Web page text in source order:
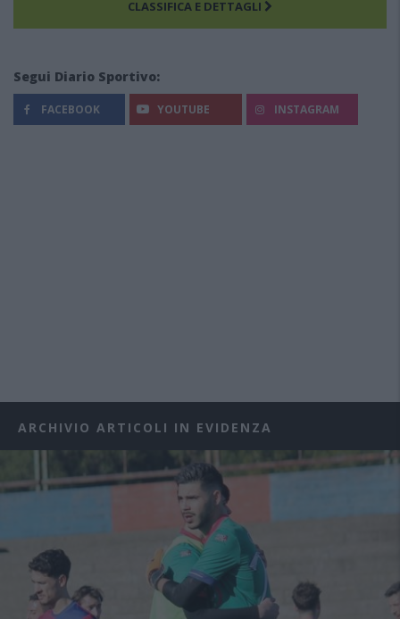
CLASSIFICA E DETTAGLI
Segui Diario Sportivo:
FACEBOOK YOUTUBE INSTAGRAM
ARCHIVIO ARTICOLI IN EVIDENZA